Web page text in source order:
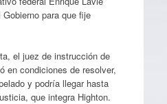
para que fije
el juez de instrucción de
en condiciones de resolver,
y podría llegar hasta
que integra Highton.